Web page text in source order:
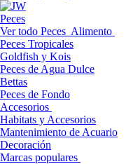
Peces
Ver todo Peces Alimento
Peces Tropicales
Goldfish y Kois
Peces de Agua Dulce
Bettas
Peces de Fondo
Accesorios
Habitats y Accesorios
Mantenimiento de Acuario
Decoración
Marcas populares